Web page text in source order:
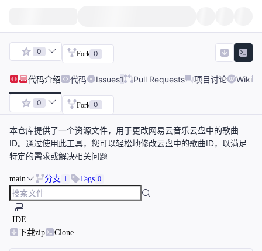
0 Fork 0
代码介绍 代码 Issues1 Pull Requests 项目讨论 Wiki
0 Fork 0
本仓库提供了一个资源文件，用于更改网易云音乐云盘中的歌曲
ID。通过使用此工具，您可以轻松地修改云盘中的歌曲ID，以满足
特定的需求或解决相关问题
main 分支 1 Tags 0
IDE
下载zip
Clone